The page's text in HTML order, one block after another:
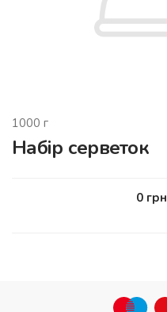
1000 г
Набір серветок
0грн